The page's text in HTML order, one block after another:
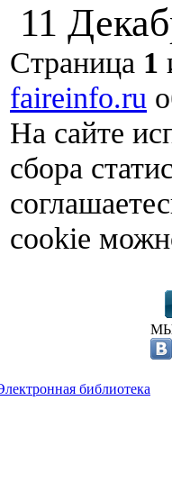
11
Страница 1
faireinfo.ru
На сайте
сбора
cookie
библиотека